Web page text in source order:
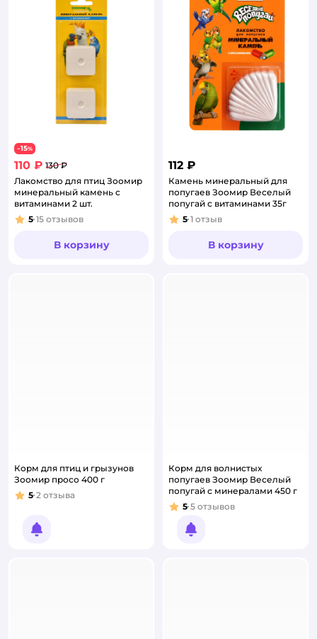
−15%
110 ₽ 130 ₽
Лакомство для птиц Зоомир
минеральный камень с
витаминами 2 шт.
Рейтинг:
5 15 отзывов
В корзину
112 ₽
Камень минеральный для
попугаев Зоомир Веселый
попугай с витаминами 35г
Рейтинг:
5 1 отзыв
В корзину
Корм для птиц и грызунов
Зоомир просо 400 г
Рейтинг:
5 2 отзыва
Уведомить о появлении
Корм для волнистых
попугаев Зоомир Веселый
попугай с минералами 450 г
Рейтинг:
5 5 отзывов
Уведомить о появлении